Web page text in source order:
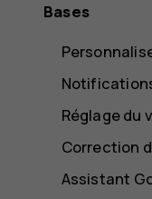
Bases
Réglage du
Correction
Assistant